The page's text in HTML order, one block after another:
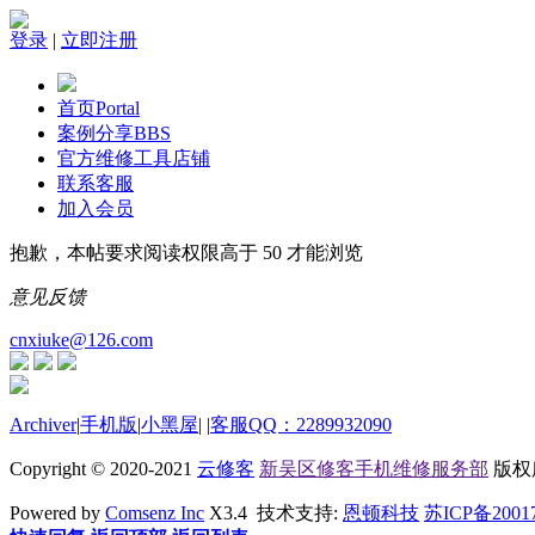
登录 | 立即注册
首页Portal
案例分享BBS
官方维修工具店铺
联系客服
加入会员
抱歉，本帖要求阅读权限高于 50 才能浏览
意见反馈
cnxiuke@126.com
Archiver|手机版|小黑屋| |客服QQ：2289932090
Copyright © 2020-2021 云修客 新吴区修客手机维修服务部 版权
Powered by Comsenz Inc X3.4 技术支持: 恩顿科技 苏ICP备